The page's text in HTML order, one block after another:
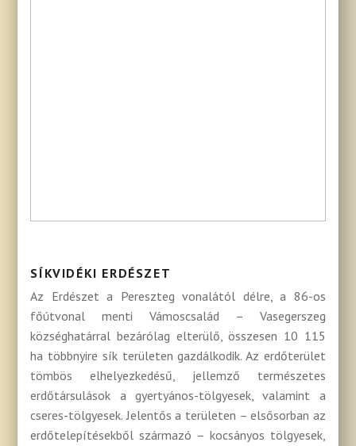
SÍKVIDÉKI ERDÉSZET
Az Erdészet a Pereszteg vonalától délre, a 86-os
főútvonal menti Vámoscsalád – Vasegerszeg
községhatárral bezárólag elterülő, összesen 10 115
ha többnyire sík területen gazdálkodik. Az erdőterület
tömbös elhelyezkedésű, jellemző természetes
erdőtársulások a gyertyános-tölgyesek, valamint a
cseres-tölgyesek. Jelentős a területen – elsősorban az
erdőtelepítésekből származó – kocsányos tölgyesek,